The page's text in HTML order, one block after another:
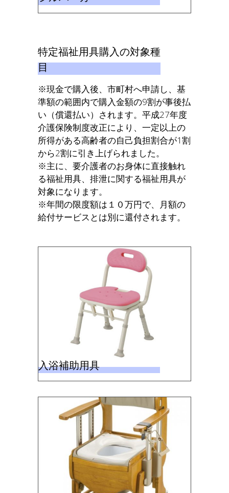
特定福祉用具購入の対象種
目
※現金で購入後、市町村へ申請し、基
準額の範囲内で購入金額の9割が事後払
い（償還払い）されます。平成27年度
介護保険制度改正により、一定以上の
所得がある高齢者の自己負担割合が1割
から2割に引き上げられました。
※主に、要介護者のお身体に直接触れ
る福祉用具、排泄に関する福祉用具が
対象になります。
※年間の限度額は１０万円で、月額の
給付サービスとは別に還付されます。
入浴補助用具